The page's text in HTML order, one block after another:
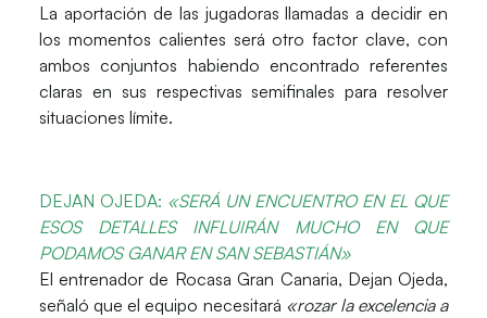
La aportación de las jugadoras llamadas a decidir en
los momentos calientes será otro factor clave, con
ambos conjuntos habiendo encontrado referentes
claras en sus respectivas semifinales para resolver
situaciones límite.
DEJAN OJEDA: «SERÁ UN ENCUENTRO EN EL QUE
ESOS DETALLES INFLUIRÁN MUCHO EN QUE
PODAMOS GANAR EN SAN SEBASTIÁN»
El entrenador de Rocasa Gran Canaria, Dejan Ojeda,
señaló que el equipo necesitará «rozar la excelencia a